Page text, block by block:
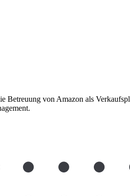
Betreuung von Amazon als